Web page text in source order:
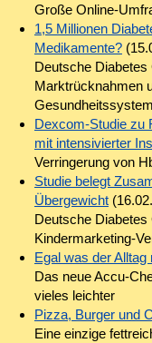
Große Online-
1,5 Millionen
Medikamente?
Deutsche
Marktrücknahmen
Gesundheitssystem
Dexcom-Studie zu
mit intensivierter
Verringerung von
Studie belegt
Übergewicht
Deutsche
Kindermarketing-
Egal was der
Das neue Accu-
vieles leichter
Pizza, Burger und
Eine einzige